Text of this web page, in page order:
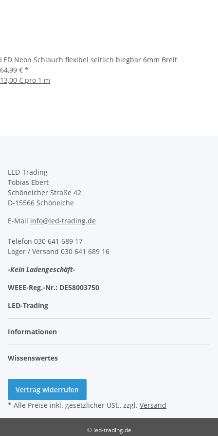
LED Neon Schlauch flexibel seitlich biegbar 6mm Breit
64,99 € *
13,00 € pro 1 m
LED-Trading
Tobias Ebert
Schöneicher Straße 42
D-15566 Schöneiche
E-Mail info@led-trading.de
Telefon 030 641 689 17
Lager / Versand 030 641 689 16
-Kein Ladengeschäft-
WEEE-Reg.-Nr.: DE58003750
LED-Trading
Informationen
Wissenswertes
Vertrag widerrufen
* Alle Preise inkl. gesetzlicher USt., zzgl. Versand
© led-trading.de